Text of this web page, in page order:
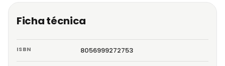
Ficha técnica
ISBN 8056999272753